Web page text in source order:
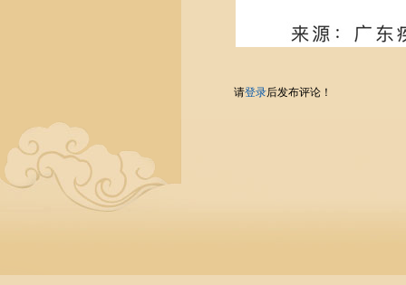
请登录后发布评论！